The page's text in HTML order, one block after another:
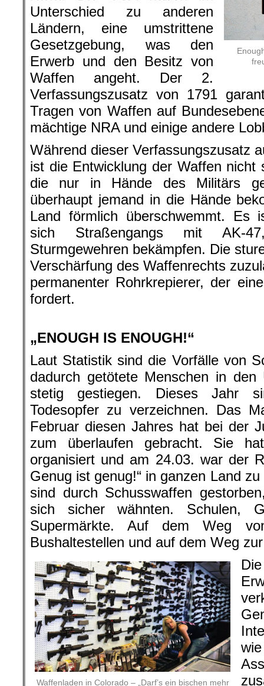
Unterschied zu anderen
Ländern, eine umstrittene
Gesetzgebung, was den
Erwerb und den Besitz von
Waffen angeht. Der 2.
Verfassungszusatz von 1791
Tragen von Waffen auf
mächtige NRA und einige andere
Während dieser Verfassungszusatz
ist die Entwicklung der Waffen nicht
die nur in Hände des Militärs
überhaupt jemand in die Hände
Land förmlich überschwemmt. Es
sich Straßengangs mit AK-
Sturmgewehren bekämpfen. Die
Verschärfung des Waffenrechts
permanenter Rohrkrepierer, der
fordert.
„ENOUGH IS ENOUGH!“
Laut Statistik sind die Vorfälle von
dadurch getötete Menschen in
stetig gestiegen. Dieses Jahr
Todesopfer zu verzeichnen. Das
Februar diesen Jahres hat bei der
zum überlaufen gebracht. Sie
organisiert und am 24.03. war der
Genug ist genug!“ in ganzen Land
sind durch Schusswaffen
sich sicher wähnten. Schulen,
Supermärkte. Auf dem Weg
Bushaltestellen und auf dem Weg
Waffenladen in Colorado – „Darf’s ein bischen mehr